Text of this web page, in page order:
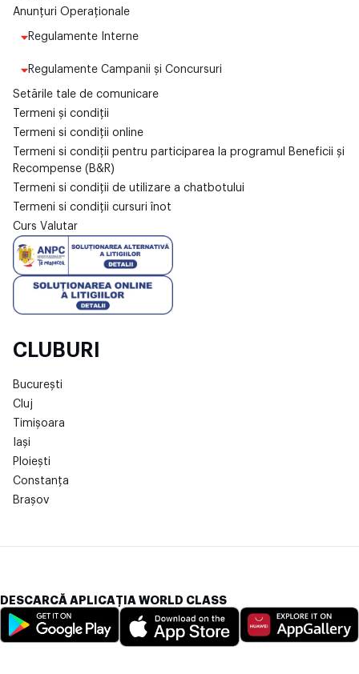
Anunțuri Operaționale
Regulamente Interne
Regulamente Campanii și Concursuri
Setările tale de comunicare
Termeni și condiții
Termeni si condiții online
Termeni si condiții pentru participarea la programul Beneficii și
Recompense (B&R)
Termeni si condiții de utilizare a chatbotului
Termeni si condiții cursuri înot
Curs Valutar
CLUBURI
București
Cluj
Timișoara
Iași
Ploiești
Constanța
Brașov
DESCARCĂ APLICAȚIA WORLD CLASS